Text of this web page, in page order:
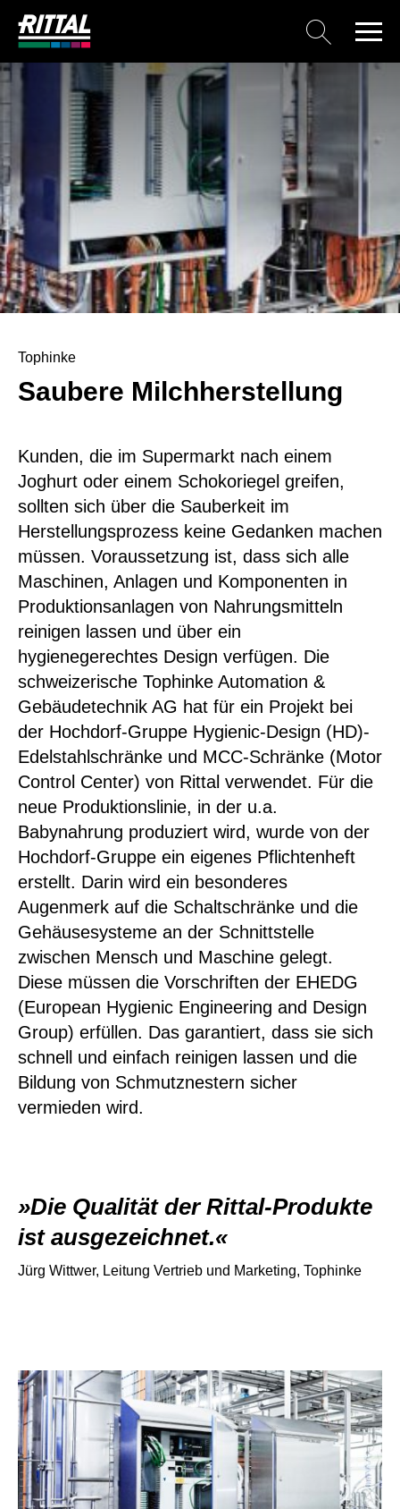
Tophinke
Saubere Milchherstellung
Kunden, die im Supermarkt nach einem
Joghurt oder einem Schokoriegel greifen,
sollten sich über die Sauberkeit im
Herstellungsprozess keine Gedanken machen
müssen. Voraussetzung ist, dass sich alle
Maschinen, Anlagen und Komponenten in
Produktionsanlagen von Nahrungsmitteln
reinigen lassen und über ein
hygienegerechtes Design verfügen. Die
schweizerische Tophinke Automation &
Gebäudetechnik AG hat für ein Projekt bei
der Hochdorf-Gruppe Hygienic-Design (HD)-
Edelstahlschränke und MCC-Schränke (Motor
Control Center) von Rittal verwendet. Für die
neue Produktionslinie, in der u.a.
Babynahrung produziert wird, wurde von der
Hochdorf-Gruppe ein eigenes Pflichtenheft
erstellt. Darin wird ein besonderes
Augenmerk auf die Schaltschränke und die
Gehäusesysteme an der Schnittstelle
zwischen Mensch und Maschine gelegt.
Diese müssen die Vorschriften der EHEDG
(European Hygienic Engineering and Design
Group) erfüllen. Das garantiert, dass sie sich
schnell und einfach reinigen lassen und die
Bildung von Schmutznestern sicher
vermieden wird.
Die Qualität der Rittal-Produkte
ist ausgezeichnet.
Jürg Wittwer, Leitung Vertrieb und Marketing, Tophinke